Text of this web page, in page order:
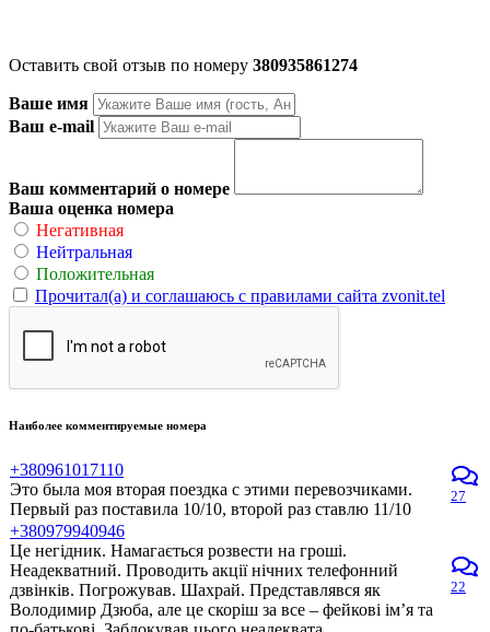
Оставить свой отзыв по номеру 380935861274
Ваше имя
Ваш e-mail
Ваш комментарий о номере
Ваша оценка номера
Негативная
Нейтральная
Положительная
Прочитал(а) и соглашаюсь с правилами сайта zvonit.tel
Наиболее комментируемые номера
+380961017110
Это была моя вторая поездка с этими перевозчиками.
Первый раз поставила 10/10, второй раз ставлю 11/10
27
+380979940946
Це негідник. Намагається розвести на гроші.
Неадекватний. Проводить акції нічних телефонний
дзвінків. Погрожував. Шахрай. Представлявся як
Володимир Дзюба, але це скоріш за все – фейкові ім’я та
22